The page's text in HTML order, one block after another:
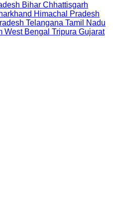
Bihar Chhattisgarh
Himachal Pradesh
Telangana Tamil Nadu
West Bengal Tripura Gujarat